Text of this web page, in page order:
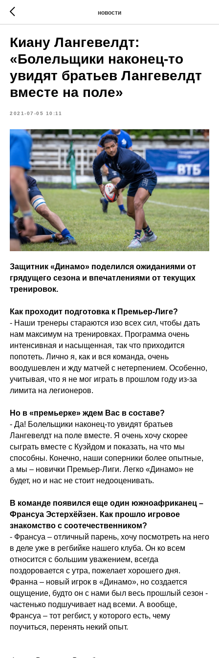
новости
Киану Лангевелдт:
«Болельщики наконец-то
увидят братьев Лангевелдт
вместе на поле»
2021-07-05 10:11
Защитник «Динамо» поделился ожиданиями от
грядущего сезона и впечатлениями от текущих
тренировок.
Как проходит подготовка к Премьер-Лиге?
- Наши тренеры стараются изо всех сил, чтобы дать
нам максимум на тренировках. Программа очень
интенсивная и насыщенная, так что приходится
попотеть. Лично я, как и вся команда, очень
воодушевлен и жду матчей с нетерпением. Особенно,
учитывая, что я не мог играть в прошлом году из-за
лимита на легионеров.
Но в «премьерке» ждем Вас в составе?
- Да! Болельщики наконец-то увидят братьев
Лангевелдт на поле вместе. Я очень хочу скорее
сыграть вместе с Куэйдом и показать, на что мы
способны. Конечно, наши соперники более опытные,
а мы – новички Премьер-Лиги. Легко «Динамо» не
будет, но и нас не стоит недооценивать.
В команде появился еще один южноафриканец –
Франсуа Эстерхёйзен. Как прошло игровое
знакомство с соотечественником?
- Франсуа – отличный парень, хочу посмотреть на него
в деле уже в регбийке нашего клуба. Он ко всем
относится с большим уважением, всегда
поздоровается с утра, пожелает хорошего дня.
Франна – новый игрок в «Динамо», но создается
ощущение, будто он с нами был весь прошлый сезон -
частенько подшучивает над всеми. А вообще,
Франсуа – тот регбист, у которого есть, чему
поучиться, перенять некий опыт.